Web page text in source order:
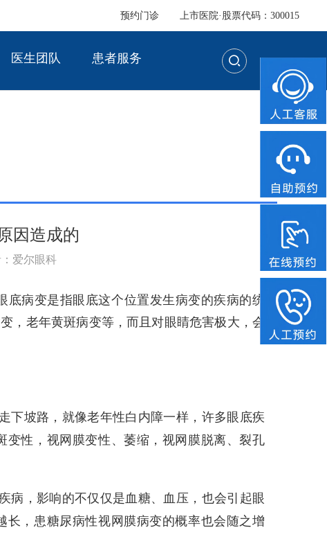
预约门诊 上市医院·股票代码：300015
医生团队 患者服务
因造成的
爱尔眼科
病变是指眼底这个位置发生病变的疾病的统
，老年黄斑病变等，而且对眼睛危害极大，会
下坡路，就像老年性白内障一样，许多眼底疾
性，视网膜变性、萎缩，视网膜脱离、裂孔
病，影响的不仅仅是血糖、血压，也会引起眼
，患糖尿病性视网膜病变的概率也会随之增